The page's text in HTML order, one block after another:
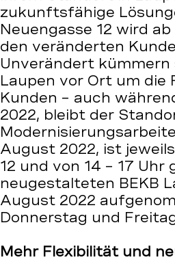
zukunftsfähige
Neuengasse 12 wird
den veränderten
Unverändert kümmern
Laupen vor Ort um die
Kunden – auch
2022, bleibt der
August 2022, ist
12 und von 14 – 17
neugestalteten BEKB
August 2022
Donnerstag und
Mehr Flexibilität und